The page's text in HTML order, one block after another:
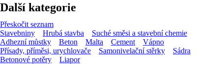
Další kategorie
Přeskočit seznam
Stavebniny
Hrubá stavba
Suché směsi a stavební chemie
Adhezní můstky
Beton Malta Cement
Vápno
Přísady, příměsi, urychlovače
Samonivelační stěrky
Sádra
Betonové potěry
Liapor